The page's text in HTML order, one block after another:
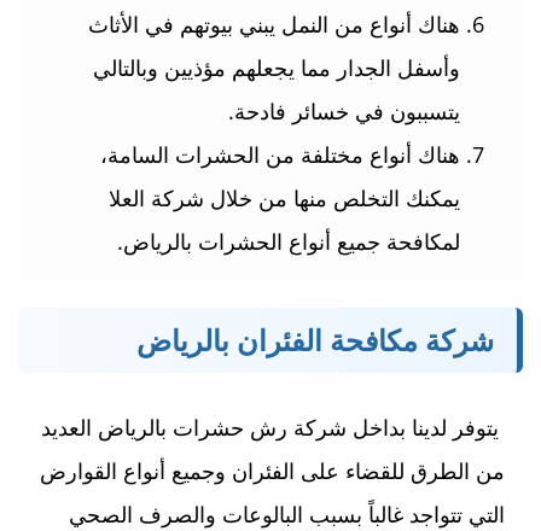
هناك أنواع من النمل يبني بيوتهم في الأثاث
وأسفل الجدار مما يجعلهم مؤذيين وبالتالي
يتسببون في خسائر فادحة.
هناك أنواع مختلفة من الحشرات السامة،
يمكنك التخلص منها من خلال شركة العلا
لمكافحة جميع أنواع الحشرات بالرياض.
شركة مكافحة الفئران بالرياض
يتوفر لدينا بداخل شركة رش حشرات بالرياض العديد
من الطرق للقضاء على الفئران وجميع أنواع القوارض
التي تتواجد غالباً بسبب البالوعات والصرف الصحي